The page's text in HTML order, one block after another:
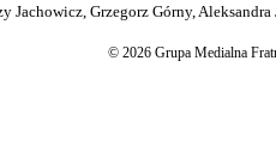
Grzegorz Górny,
© 2026 Grupa Medialna